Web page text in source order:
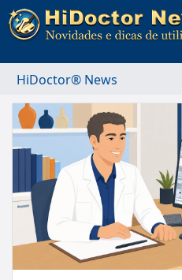
HiDoctor® News